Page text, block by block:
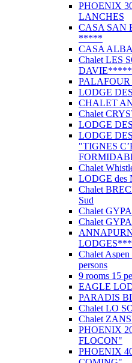
PHOENIX
LANCHES
CASA SAN
*****
CASA
Chalet LES
DAVIE*****
LODGE
CHALET
Chalet
LODGE
LODGE
"TIGNES
Chalet
LODGE des
Chalet
Sud
Chalet
Chalet
Chalet
persons
9 rooms 15
EAGLE
PARADIS
Chalet LO
Chalet
PHOENIX
FLOCON"
PHOENIX